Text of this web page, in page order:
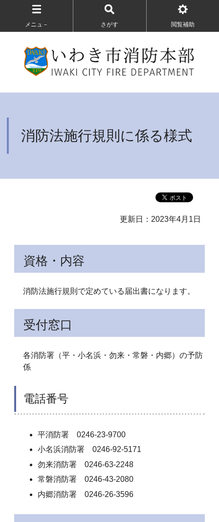
メニュ－ さがす 閲覧補助
消防法施行規則に係る様式
更新日：2023年4月1日
資格・内容
消防法施行規則で定めている届出書になります。
受付窓口
各消防署（平・小名浜・勿来・常磐・内郷）の予防
係
電話番号
平消防署 0246-23-9700
小名浜消防署 0246-92-5171
勿来消防署 0246-63-2248
常磐消防署 0246-43-2080
内郷消防署 0246-26-3596